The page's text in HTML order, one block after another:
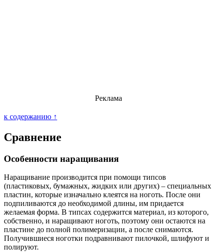
Реклама
к содержанию ↑
Сравнение
Особенности наращивания
Наращивание производится при помощи типсов
(пластиковых, бумажных, жидких или других) – специальных
пластин, которые изначально клеятся на ноготь. После они
подпиливаются до необходимой длины, им придается
желаемая форма. В типсах содержится материал, из которого,
собственно, и наращивают ноготь, поэтому они остаются на
пластине до полной полимеризации, а после снимаются.
Получившиеся ноготки подравнивают пилочкой, шлифуют и
полируют.